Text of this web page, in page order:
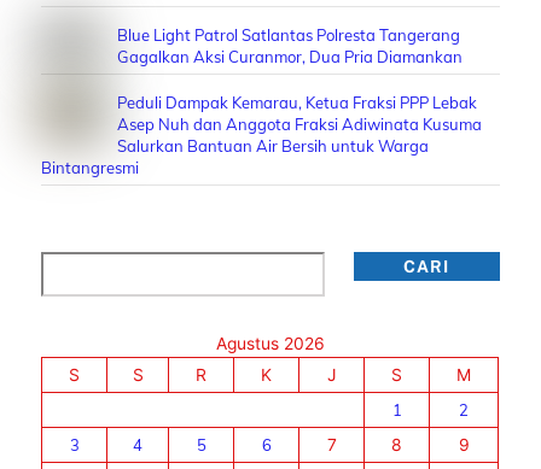
Blue Light Patrol Satlantas Polresta Tangerang
Gagalkan Aksi Curanmor, Dua Pria Diamankan
Peduli Dampak Kemarau, Ketua Fraksi PPP Lebak
Asep Nuh dan Anggota Fraksi Adiwinata Kusuma
Salurkan Bantuan Air Bersih untuk Warga
Bintangresmi
CARI
Agustus 2026
S
S R K J S
M
1
2
3
4 5 6 7 8
9